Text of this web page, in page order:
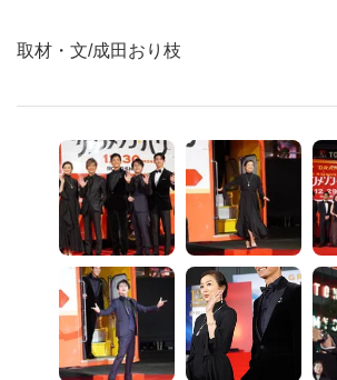
取材・文/成田おり枝